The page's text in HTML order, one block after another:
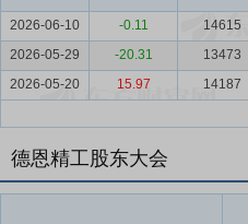
2026-06-10 -0.11 14615
2026-05-29
-20.31 13473
2026-05-20
15.97 14187
德恩精工股东大会